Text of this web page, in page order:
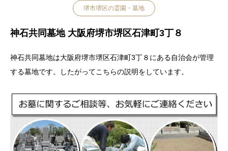
堺市堺区の霊園・墓地
神石共同墓地 大阪府堺市堺区石津町3丁８
神石共同墓地は大阪府堺市堺区石津町3丁８にある自治会が管理
する墓地です。したがってこちらの説明をしています。